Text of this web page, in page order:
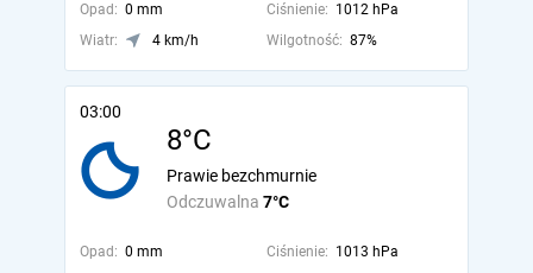
Opad: 0 mm Ciśnienie: 1012 hPa
Wiatr:
4 km/h Wilgotność: 87%
03:00
8°C
Odczuwalna 7°C
Prawie bezchmurnie
Opad: 0 mm Ciśnienie: 1013 hPa